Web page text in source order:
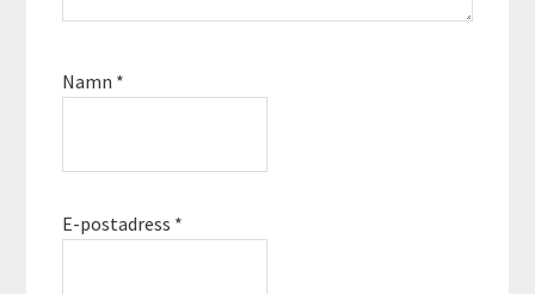
Namn *
E-postadress *